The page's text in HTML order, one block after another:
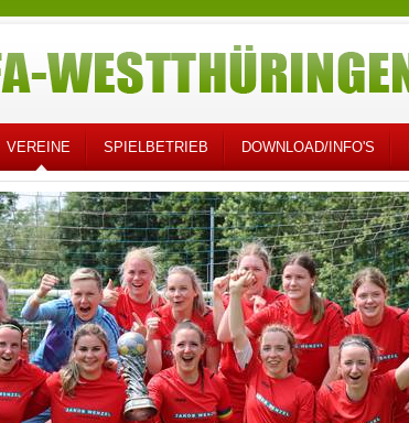
VEREINE SPIELBETRIEB DOWNLOAD/INFO'S